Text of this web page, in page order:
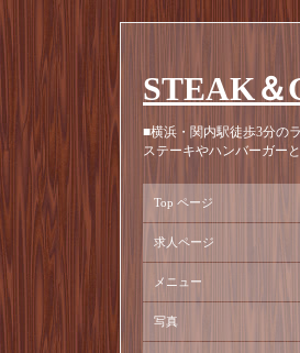
STEAK＆
■横浜・関内駅徒歩3分の
ステーキやハンバーガー
Top ページ
求人ページ
メニュー
写真